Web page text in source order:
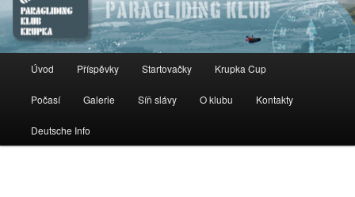
navigační
Úvod Příspěvky Startovačky Krupka Cup
Počasí Galerie Síň slávy O klubu Kontakty
Deutsche Info